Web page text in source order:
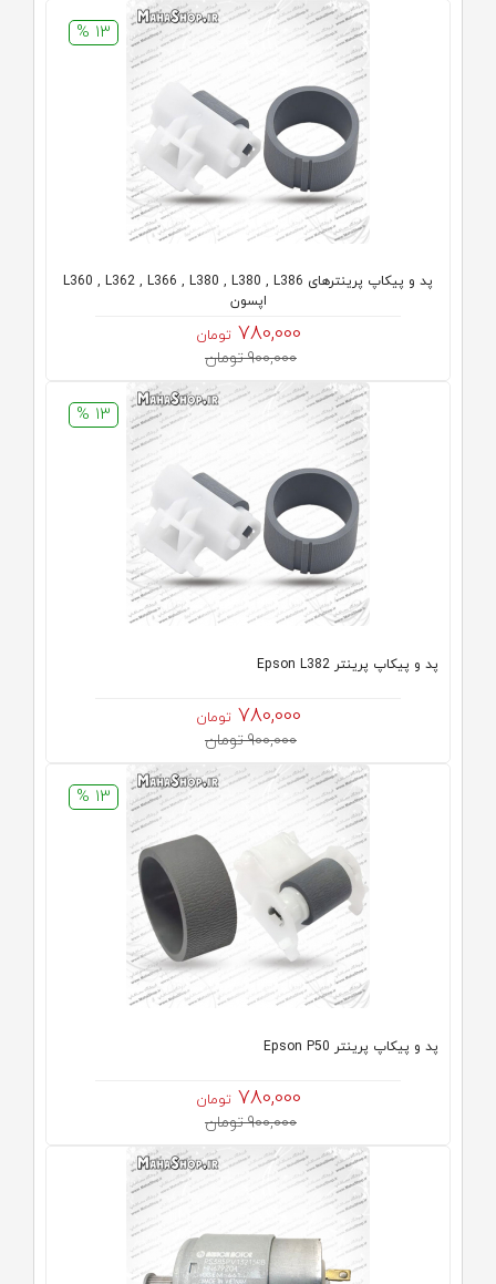
13 %
پد و پیکاپ پرینترهای L360 , L362 , L366 , L380 , L380 , L386
اپسون
780,000 تومان
900,000 تومان
13 %
پد و پیکاپ پرینتر Epson L382
780,000 تومان
900,000 تومان
13 %
پد و پیکاپ پرینتر Epson P50
780,000 تومان
900,000 تومان